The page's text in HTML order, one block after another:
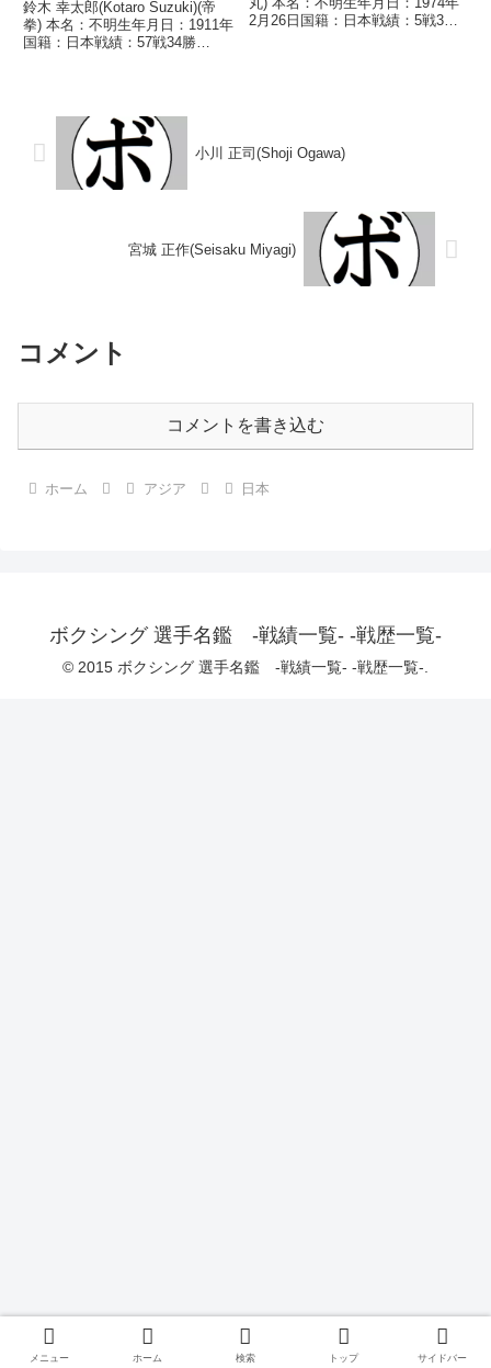
鈴木 幸太郎(Kotaro Suzuki)(帝
拳) 本名：不明生年月日：1911年
国籍：日本戦績：57戦34勝
ライト級優勝) 【戦歴】...
2月26日国籍：日本戦績：5戦3勝
小川 正司(Shoji Ogawa)
宮城 正作(Seisaku Miyagi)
コメント
コメントを書き込む
ホーム アジア 日本
ボクシング 選手名鑑 -戦績一覧- -戦歴一覧-
© 2015 ボクシング 選手名鑑 -戦績一覧- -戦歴一覧-.
メニュー ホーム 検索 トップ サイドバー